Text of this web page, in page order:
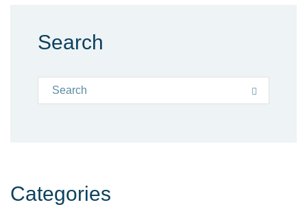
Search
Search for:
Categories